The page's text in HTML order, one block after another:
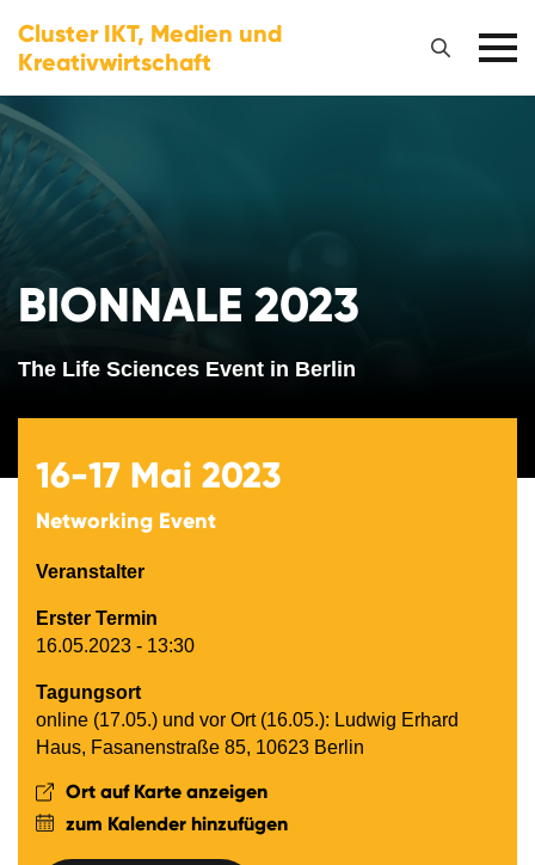
Cluster IKT, Medien und
Kreativwirtschaft
BIONNALE 2023
The Life Sciences Event in Berlin
16-17 Mai 2023
Networking Event
Veranstalter
Erster Termin
16.05.2023 - 13:30
Tagungsort
online (17.05.) und vor Ort (16.05.): Ludwig Erhard
Haus, Fasanenstraße 85, 10623 Berlin
Ort auf Karte anzeigen
zum Kalender hinzufügen